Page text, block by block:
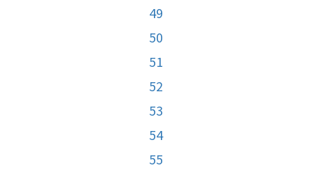
49
50
51
52
53
54
55